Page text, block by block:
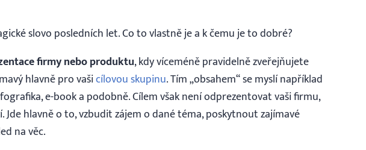
slovo posledních let. Co to vlastně je a k čemu je to dobré?
firmy nebo produktu, kdy víceméně pravidelně zveřejňujete
hlavně pro vašicílovou skupinu. Tím „obsahem“ se myslí například
e-book a podobně. Cílem však není odprezentovat vaši firmu,
Jde hlavně o to, vzbudit zájem o dané téma, poskytnout zajímavé
na věc.